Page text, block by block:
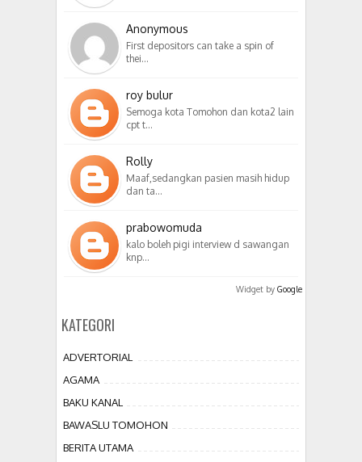
Anonymous
First depositors can take a spin of
thei…
roy bulur
Semoga kota Tomohon dan kota2 lain
cpt t…
Rolly
Maaf,sedangkan pasien masih hidup
dan ta…
prabowomuda
kalo boleh pigi interview d sawangan
knp…
Widget by Google
KATEGORI
ADVERTORIAL
AGAMA
BAKU KANAL
BAWASLU TOMOHON
BERITA UTAMA